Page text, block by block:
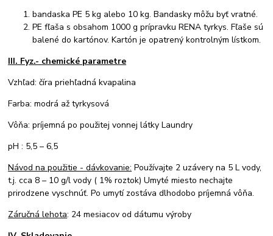
bandaska PE 5 kg alebo 10 kg. Bandasky môžu byť vratné.
PE fľaša s obsahom 1000 g prípravku RENA tyrkys. Fľaše sú
balené do kartónov. Kartón je opatrený kontrolným lístkom.
III. Fyz.- chemické parametre
Vzhľad: číra priehľadná kvapalina
Farba: modrá až tyrkysová
Vôňa: príjemná po použitej vonnej látky Laundry
pH : 5,5 – 6,5
Návod na použitie - dávkovanie: Používajte 2 uzávery na 5 L vody,
t.j. cca 8 – 10 g/l vody ( 1% roztok) Umyté miesto nechajte
prirodzene vyschnúť. Po umytí zostáva dlhodobo príjemná vôňa.
Záručná lehota: 24 mesiacov od dátumu výroby